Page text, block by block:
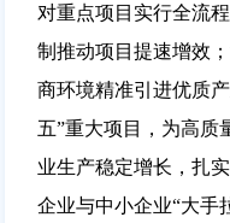
对重点项目实行全流
制推动项目提速增效
商环境精准引进优质
五”重大项目，为高质
业生产稳定增长，扎
企业与中小企业“大手